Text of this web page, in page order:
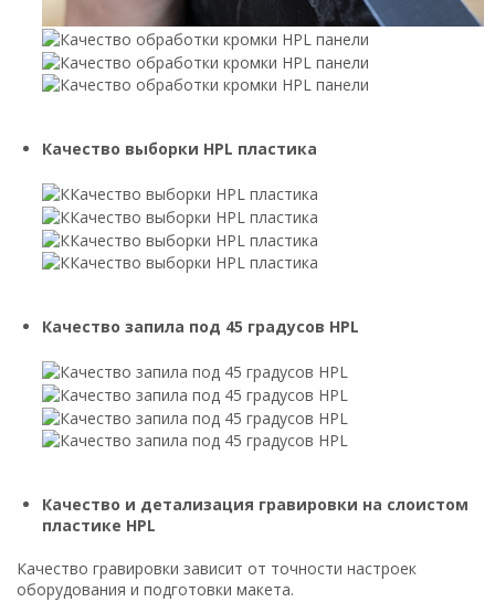
Качество выборки HPL пластика
Качество запила под 45 градусов HPL
Качество и детализация гравировки на слоистом
пластике HPL
Качество гравировки зависит от точности настроек
оборудования и подготовки макета.